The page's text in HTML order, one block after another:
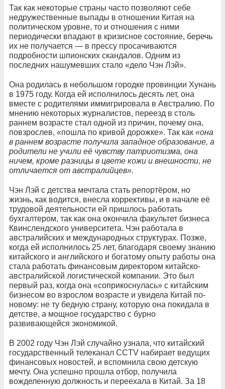
Так как некоторые страны часто позволяют себе
недружественные выпады в отношении Китая на
политическом уровне, то и отношения с ними
периодически впадают в кризисное состояние, беречь
их не получается — в прессу просачиваются
подробности шпионских скандалов. Одним из
последних нашумевших стало «дело Чэн Лэй».
Она родилась в небольшом городке провинции Хунань
в 1975 году. Когда ей исполнилось десять лет, она
вместе с родителями иммигрировала в Австралию. По
мнению некоторых журналистов, переезд в столь
раннем возрасте стал одной из причин, почему она,
повзрослев, «пошла по кривой дорожке». Так как «она
в раннем возрасте получила западное образование, а
родители не учили её чувству патриотизма, она
ничем, кроме разницы в цвете кожи и внешности, не
отличается от австралийцев».
Чэн Лэй с детства мечтала стать репортёром, но
жизнь, как водится, внесла коррективы, и в начале её
трудовой деятельности ей пришлось работать
бухгалтером, так как она окончила факультет бизнеса
Квинслендского университета. Чэн работала в
австралийских и международных структурах. Позже,
когда ей исполнилось 25 лет, благодаря своему знанию
китайского и английского и богатому опыту работы она
стала работать финансовым директором китайско-
австралийской логистической компании. Это был
первый раз, когда она «соприкоснулась» с китайским
бизнесом во взрослом возрасте и увидела Китай по-
новому: не ту бедную страну, которую она покидала в
детстве, а мощное государство с бурно
развивающейся экономикой.
В 2002 году Чэн Лэй случайно узнала, что китайский
государственный телеканал CCTV набирает ведущих
финансовых новостей, и вспомнила свою детскую
мечту. Она успешно прошла отбор, получила
вожделенную должность и переехала в Китай. За 18